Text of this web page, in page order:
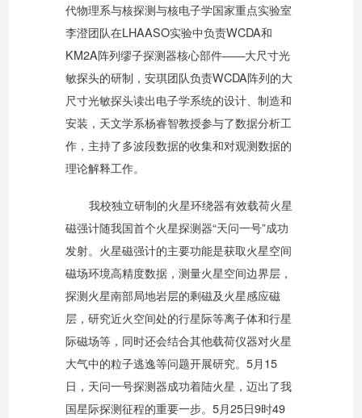
代物理系与核探测与核电子学国家重点实验室
李澄团队在LHAASO实验中负责WCDA和
KM2A阵列缪子探测器核心部件——大尺寸光
敏探头的研制，安琪团队负责WCDA阵列的大
尺寸光敏探头读出电子学系统的设计、制造和
安装，天文学系杨睿智教授参与了数据分析工
作，主持了多波段数据的收集和对观测数据的
理论解释工作。
我校独立研制的火星环绕器有效载荷火星
磁强计随我国首个火星探测器“天问一号”成功
发射。火星磁强计的主要功能是获取火星空间
磁场环境高精度数据，测量火星空间边界层，
探测火星南部局地岩层的剩磁及火星感应磁
层，研究近火空间处的行星际等离子体和行星
际磁场等，同时还会结合其他载荷仪器对火星
大气中的粒子逃逸等问题开展研究。5月15
日，天问一号探测器成功着陆火星，迈出了我
国星际探测征程的重要一步。5月25日9时49